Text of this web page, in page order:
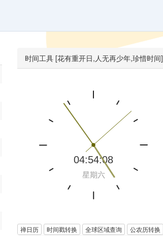
(947)
时间工具 [花有重开日,人无再少年,珍惜时间]
禅日历 时间戳转换 全球区域查询 公农历转换